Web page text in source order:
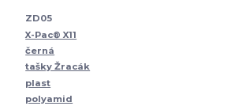
ZD05
X-Pac® X11
černá
tašky Žracák
plast
polyamid